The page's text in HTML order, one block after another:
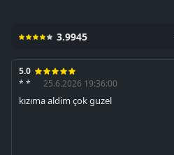
3.9945
5.0
* *
25.6.2026 19:36:00
kızıma aldim çok guzel